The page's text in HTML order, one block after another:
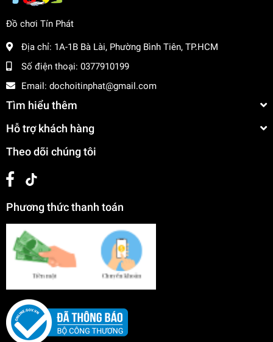
Đồ chơi Tín Phát
Địa chỉ: 1A-1B Bà Lài, Phường Bình Tiên, TP.HCM
Số điện thoại: 0377910199
Email: dochoitinphat@gmail.com
Tìm hiểu thêm
Hỗ trợ khách hàng
Theo dõi chúng tôi
Phương thức thanh toán